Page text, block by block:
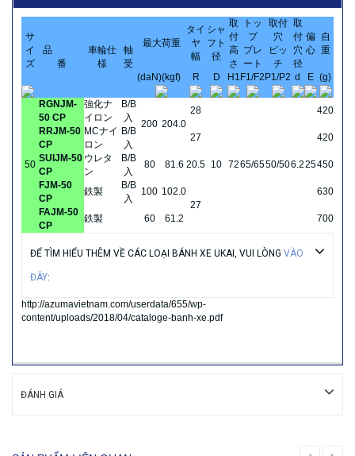
サ
イ
ズ
品
番
車輪仕
様
軸
受
最大荷重
タイ
ヤ
幅
シャ
フト
径
取
付
高
さ
トッ
プ
プレ
ート
取付
穴
ピッ
チ
取
付
穴
径
偏
心
自
重
(daN)(kgf) R D H1 F1/F2 P1/P2 d E (g)
50
RGNJM-
50 CP
強化ナ
イロン
B/B
入
200 204.0
28
10 7265/6550/506.225
420
RRJM-50
CP
MCナイ
ロン
B/B
入
27
420
SUIJM-50
CP
ウレタ
ン
B/B
入
80 81.6 20.5
450
FJM-50
CP
鉄製
B/B
入
100 102.0
27
630
FAJM-50
CP
鉄製 60 61.2 700
ĐỂ TÌM HIỂU THÊM VỀ CÁC LOẠI BÁNH XE UKAI, VUI LÒNG VÀO
ĐÂY:
http://azumavietnam.com/userdata/655/wp-
content/uploads/2018/04/cataloge-banh-xe.pdf
ĐÁNH GIÁ